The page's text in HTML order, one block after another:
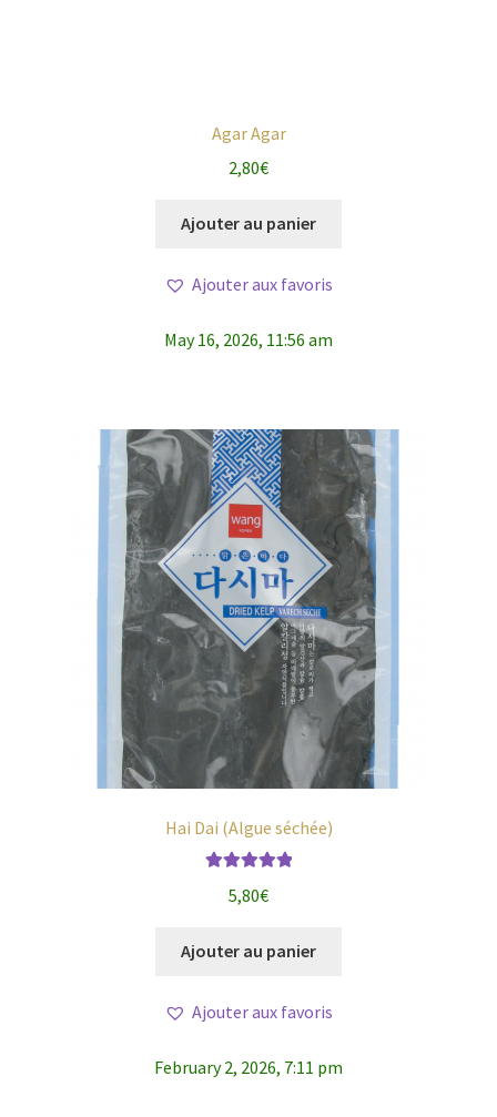
Agar Agar
2,80€
Ajouter au panier
Ajouter aux favoris
May 16, 2026, 11:56 am
Hai Dai (Algue séchée)
5,80€
Ajouter au panier
Ajouter aux favoris
February 2, 2026, 7:11 pm